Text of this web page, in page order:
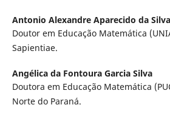
Antonio Alexandre Aparecido da
Doutor em Educação Matemática
Sapientiae.
Angélica da Fontoura Garcia Silva
Doutora em Educação Matemática
Norte do Paraná.